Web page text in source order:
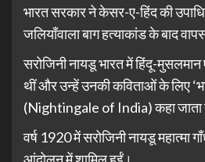
भारत सरकार ने केसर-ए-हिंद की
जलियाँवाला बाग हत्याकांड के बाद
सरोजिनी नायडू भारत में हिंदू-
थीं और उन्हें उनकी कविताओं के लिए
(Nightingale of India) कहा जाता
वर्ष 1920 में सरोजिनी नायडू महात्मा